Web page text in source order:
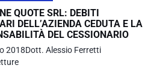
QUOTE SRL: DEBITI
DELL’AZIENDA CEDUTA E LA
DEL CESSIONARIO
2018Dott. Alessio Ferretti